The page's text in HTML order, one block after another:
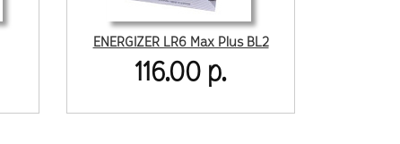
ENERGIZER LR6 Max Plus BL2
116.00 р.